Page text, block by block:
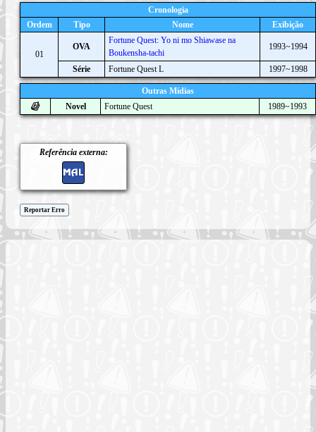
Cronologia
Ordem
Tipo Nome Exibição
01
OVA
Fortune Quest: Yo ni mo Shiawase na
Boukensha-tachi
1993~1994
Série Fortune Quest L 1997~1998
Outras Mídias
Novel
Fortune Quest 1989~1993
Referência externa:
Reportar Erro